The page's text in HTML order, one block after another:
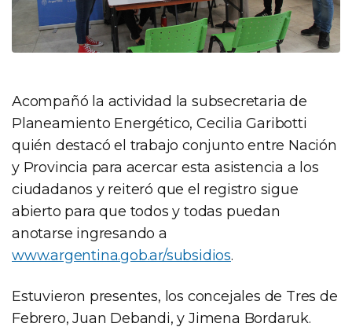
Acompañó la actividad la subsecretaria de
Planeamiento Energético, Cecilia Garibotti
quién destacó el trabajo conjunto entre Nación
y Provincia para acercar esta asistencia a los
ciudadanos y reiteró que el registro sigue
abierto para que todos y todas puedan
anotarse ingresando a
www.argentina.gob.ar/subsidios.
Estuvieron presentes, los concejales de Tres de
Febrero, Juan Debandi, y Jimena Bordaruk.